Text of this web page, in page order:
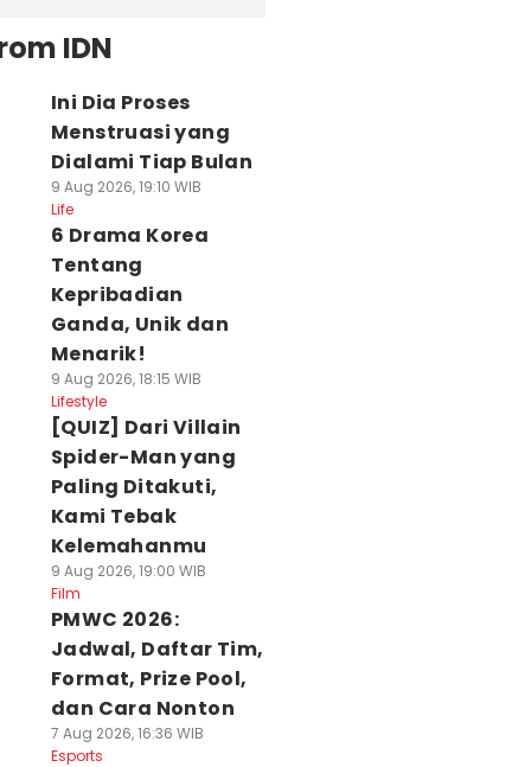
IDN
Ini Dia Proses
Menstruasi yang
Dialami Tiap Bulan
9 Aug 2026, 19:10 WIB
Life
6 Drama Korea
Tentang
Kepribadian
Ganda, Unik dan
Menarik!
9 Aug 2026, 18:15 WIB
Lifestyle
[QUIZ] Dari Villain
Spider-Man yang
Paling Ditakuti,
Kami Tebak
Kelemahanmu
9 Aug 2026, 19:00 WIB
Film
PMWC 2026:
Jadwal, Daftar Tim,
Format, Prize Pool,
dan Cara Nonton
7 Aug 2026, 16:36 WIB
Esports